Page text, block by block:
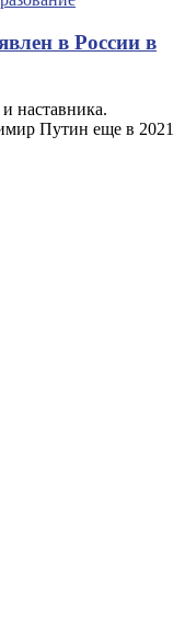
в России в
наставника.
Путин еще в 2021